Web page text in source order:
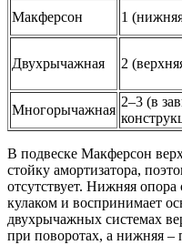
Макферсон 1
Двухрычажная 2
Многорычажная
2–3 (в
В подвеске Макферсон
стойку амортизатора,
отсутствует. Нижняя
кулаком и воспринимает
двухрычажных системах
при поворотах, а нижняя –